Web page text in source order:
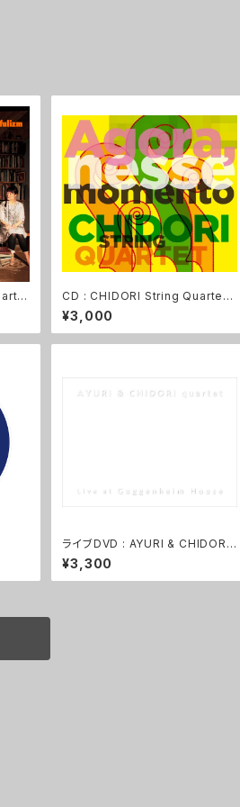
CD : CHIDORI String Quartet
『Agora, nesse momento』
¥3,000
ライブDVD : AYURI & CHIDORI
quartet 『Live at Guggenheim
House』
¥3,300